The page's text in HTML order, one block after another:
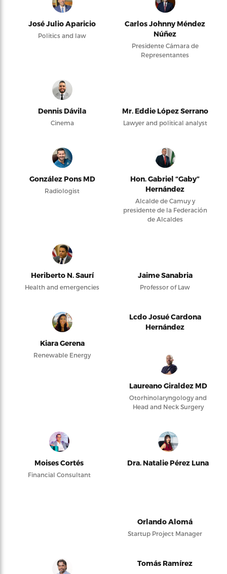
José Julio Aparicio
Politics and law
Carlos Johnny Méndez
Núñez
Presidente Cámara de
Representantes
Dennis Dávila
Cinema
Mr. Eddie López Serrano
Lawyer and political analyst
González Pons MD
Radiologist
Hon. Gabriel “Gaby”
Hernández
Alcalde de Camuy y
presidente de la Federación
de Alcaldes
Heriberto N. Saurí
Health and emergencies
Jaime Sanabria
Professor of Law
Kiara Gerena
Renewable Energy
Lcdo Josué Cardona
Hernández
Laureano Giraldez MD
Otorhinolaryngology and
Head and Neck Surgery
Moises Cortés
Financial Consultant
Dra. Natalie Pérez Luna
Orlando Alomá
Startup Project Manager
Tomás Ramírez